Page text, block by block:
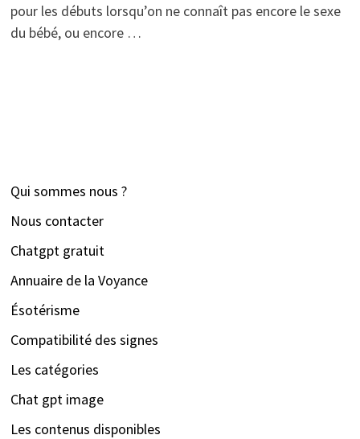
pour les débuts lorsqu’on ne connaît pas encore le sexe
du bébé, ou encore …
Qui sommes nous ?
Nous contacter
Chatgpt gratuit
Annuaire de la Voyance
Ésotérisme
Compatibilité des signes
Les catégories
Chat gpt image
Les contenus disponibles